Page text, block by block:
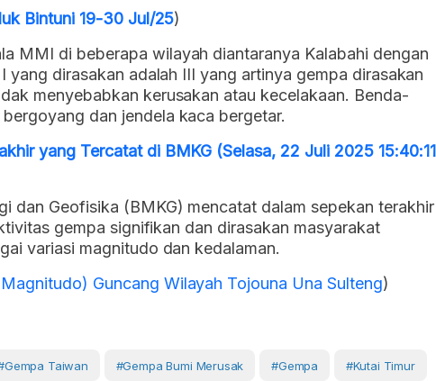
Bintuni 19-30 Jul/25)
MMI di beberapa wilayah diantaranya Kalabahi dengan
yang dirasakan adalah III yang artinya gempa dirasakan
menyebabkan kerusakan atau kecelakaan. Benda-
dan jendela kaca bergetar.
yang Tercatat di BMKG (Selasa, 22 Juli 2025 15:40:11
dan Geofisika (BMKG) mencatat dalam sepekan terakhir
gempa signifikan dan dirasakan masyarakat
variasi magnitudo dan kedalaman.
Guncang Wilayah Tojouna Una Sulteng)
Taiwan #gempa Bumi Merusak #gempa #kutai Timur